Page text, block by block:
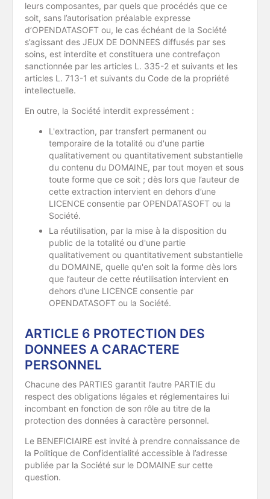
leurs composantes, par quels que procédés que ce
soit, sans l’autorisation préalable expresse
d’OPENDATASOFT ou, le cas échéant de la Société
s’agissant des JEUX DE DONNEES diffusés par ses
soins, est interdite et constituera une contrefaçon
sanctionnée par les articles L. 335-2 et suivants et les
articles L. 713-1 et suivants du Code de la propriété
intellectuelle.
En outre, la Société interdit expressément :
L'extraction, par transfert permanent ou
temporaire de la totalité ou d'une partie
qualitativement ou quantitativement substantielle
du contenu du DOMAINE, par tout moyen et sous
toute forme que ce soit ; dès lors que l’auteur de
cette extraction intervient en dehors d’une
LICENCE consentie par OPENDATASOFT ou la
Société.
La réutilisation, par la mise à la disposition du
public de la totalité ou d'une partie
qualitativement ou quantitativement substantielle
du DOMAINE, quelle qu'en soit la forme dès lors
que l’auteur de cette réutilisation intervient en
dehors d’une LICENCE consentie par
OPENDATASOFT ou la Société.
ARTICLE 6 PROTECTION DES
DONNEES A CARACTERE
PERSONNEL
Chacune des PARTIES garantit l’autre PARTIE du
respect des obligations légales et réglementaires lui
incombant en fonction de son rôle au titre de la
protection des données à caractère personnel.
Le BENEFICIAIRE est invité à prendre connaissance de
la Politique de Confidentialité accessible à l’adresse
publiée par la Société sur le DOMAINE sur cette
question.